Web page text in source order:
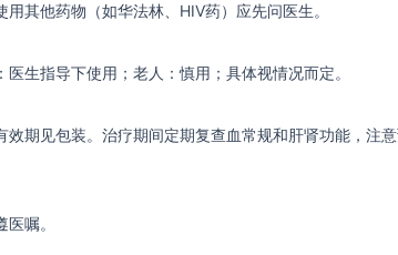
其他药物（如华法林、HIV药）应先问医生。
生指导下使用；老人：慎用；具体视情况而定。
效期见包装。治疗期间定期复查血常规和肝肾功能，注
嘱。